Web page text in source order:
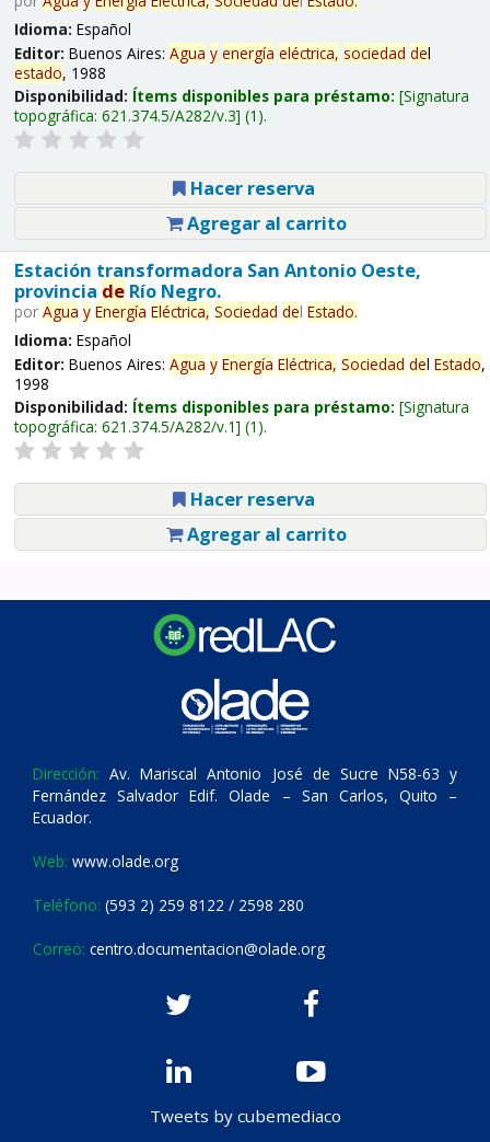
Idioma: Español
Editor: Buenos Aires: Agua y energía eléctrica, sociedad del
estado, 1988
Disponibilidad: Ítems disponibles para préstamo: Signatura
topográfica: 621.374.5/A282/v.3 (1).
Hacer reserva
Agregar al carrito
Estación transformadora San Antonio Oeste,
provincia deRío Negro.
por Agua y Energía Eléctrica, Sociedad del Estado.
Idioma: Español
Editor: Buenos Aires: Agua y Energía Eléctrica, Sociedad del Estado,
1998
Disponibilidad: Ítems disponibles para préstamo: Signatura
topográfica: 621.374.5/A282/v.1 (1).
Hacer reserva
Agregar al carrito
Dirección: Av. Mariscal Antonio José de Sucre N58-63 y
Fernández Salvador Edif. Olade – San Carlos, Quito –
Ecuador.
Web: www.olade.org
Teléfono: (593 2) 259 8122 / 2598 280
Correo: centro.documentacion@olade.org
Tweets by cubemediaco